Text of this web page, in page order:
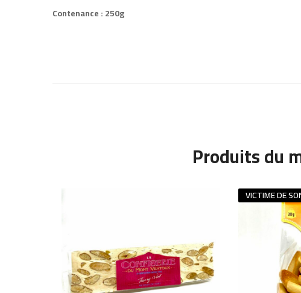
Contenance : 250g
Produits du
VICTIME DE